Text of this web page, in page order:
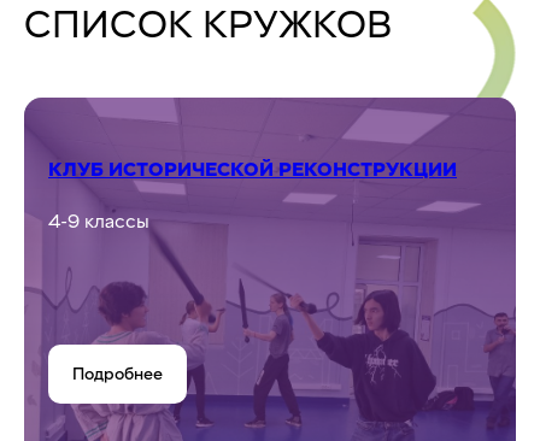
Пишите в WhatsApp